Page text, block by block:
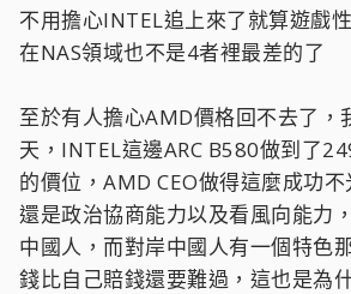
不用擔心INTEL追上來了就算遊戲
在NAS領域也不是4者裡最差的了
至於有人擔心AMD價格回不去了，
天，INTEL這邊ARC B580做到了
的價位，AMD CEO做得這麼成功
還是政治協商能力以及看風向能力
中國人，而對岸中國人有一個特色
錢比自己賠錢還要難過，這也是為